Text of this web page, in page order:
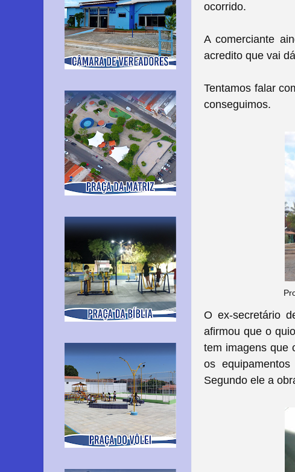
ocorrido.
A comerciante
acredito que vai
Tentamos falar
conseguimos.
O ex-secretário
afirmou que o
tem imagens que
os
Segundo ele a